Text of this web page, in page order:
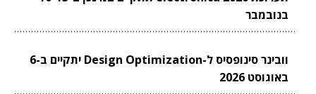
בנובמבר
וובינר סינופסיס ל-Design Optimization יתקיים ב-6
באוגוסט 2026